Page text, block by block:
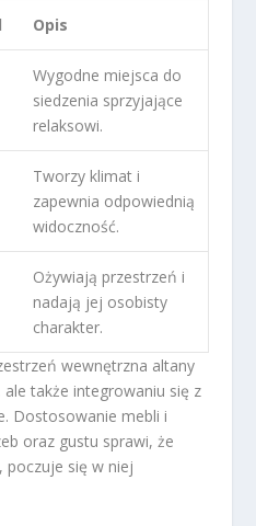
Opis
Wygodne miejsca do
siedzenia sprzyjające
relaksowi.
Tworzy klimat i
zapewnia odpowiednią
widoczność.
Ożywiają przestrzeń i
nadają jej osobisty
charakter.
wewnętrzna altany
także integrowaniu się z
Dostosowanie mebli i
oraz gustu sprawi, że
poczuje się w niej